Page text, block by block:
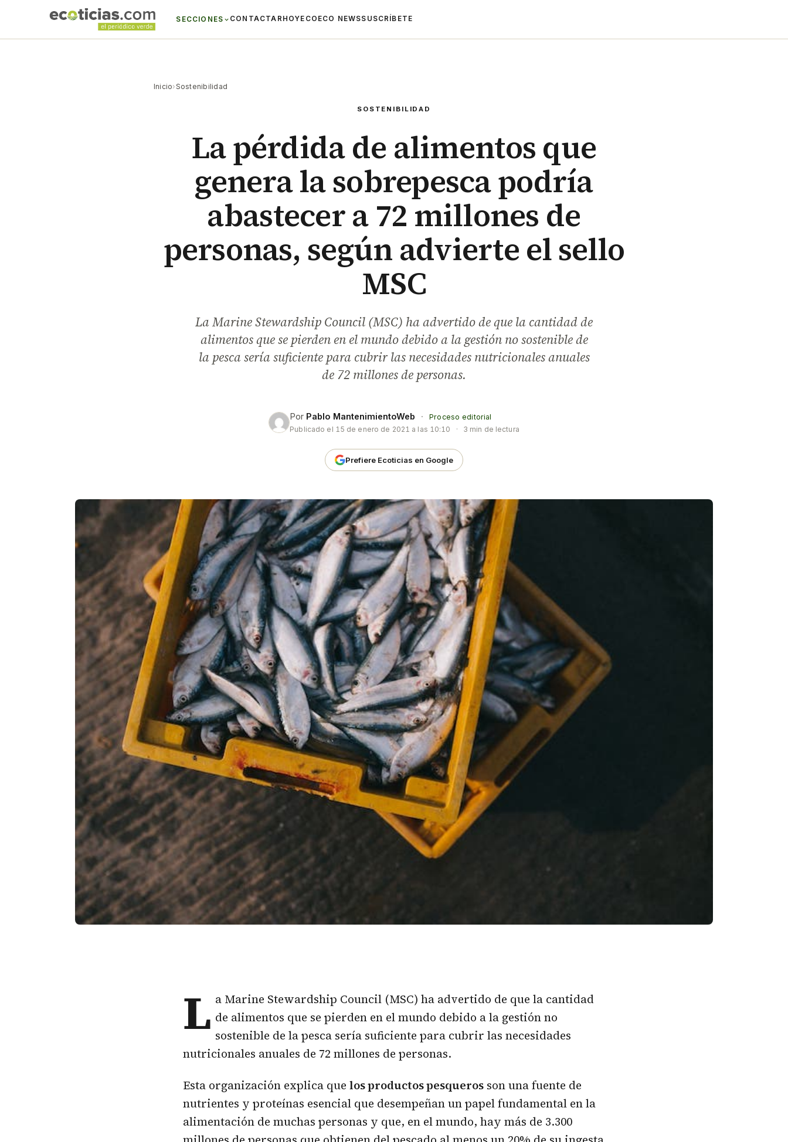
SECCIONES CONTACTAR HOYECO ECO NEWSSUSCRÍBETE
Inicio›Sostenibilidad
SOSTENIBILIDAD
La pérdida de alimentos que
genera la sobrepesca podría
abastecer a 72 millones de
personas, según advierte el sello
MSC
La Marine Stewardship Council (MSC) ha advertido de que la cantidad de
alimentos que se pierden en el mundo debido a la gestión no sostenible de
la pesca sería suficiente para cubrir las necesidades nutricionales anuales
de 72 millones de personas.
Por Pablo MantenimientoWeb ·
Proceso editorial
Publicado el 15 de enero de 2021 a las 10:10 · 3 min de lectura
Prefiere Ecoticias en Google
L a Marine Stewardship Council (MSC) ha advertido de que la cantidad
de alimentos que se pierden en el mundo debido a la gestión no
sostenible de la pesca sería suficiente para cubrir las necesidades
nutricionales anuales de 72 millones de personas.
Esta organización explica que los productos pesqueros son una fuente de
nutrientes y proteínas esencial que desempeñan un papel fundamental en la
alimentación de muchas personas y que, en el mundo, hay más de 3.300